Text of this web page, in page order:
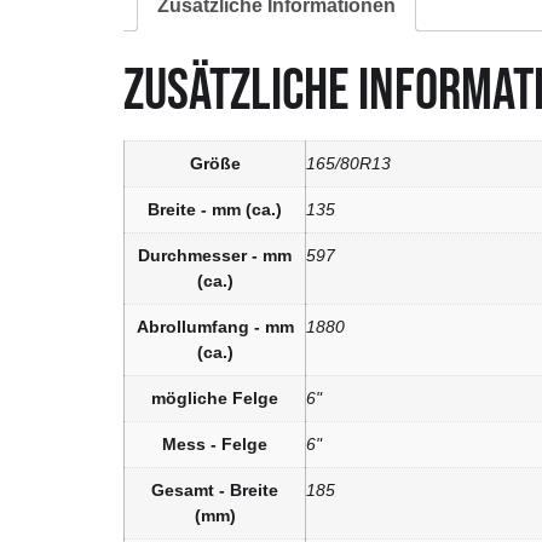
Zusätzliche Informationen
ZUSÄTZLICHE
Größe 165/80R13
Breite - mm (ca.) 135
Durchmesser - mm
(ca.)
597
Abrollumfang - mm
(ca.)
1880
mögliche Felge 6"
Mess - Felge 6"
Gesamt - Breite
(mm)
185